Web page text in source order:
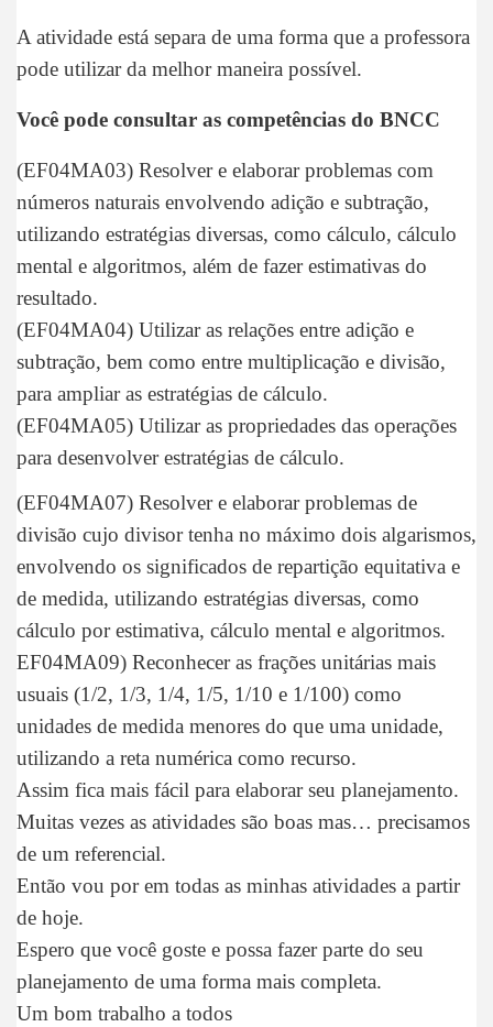
A atividade está separa de uma forma que a professora
pode utilizar da melhor maneira possível.
Você pode consultar as competências do BNCC
(EF04MA03) Resolver e elaborar problemas com
números naturais envolvendo adição e subtração,
utilizando estratégias diversas, como cálculo, cálculo
mental e algoritmos, além de fazer estimativas do
resultado.
(EF04MA04) Utilizar as relações entre adição e
subtração, bem como entre multiplicação e divisão,
para ampliar as estratégias de cálculo.
(EF04MA05) Utilizar as propriedades das operações
para desenvolver estratégias de cálculo.
(EF04MA07) Resolver e elaborar problemas de
divisão cujo divisor tenha no máximo dois algarismos,
envolvendo os significados de repartição equitativa e
de medida, utilizando estratégias diversas, como
cálculo por estimativa, cálculo mental e algoritmos.
EF04MA09) Reconhecer as frações unitárias mais
usuais (1/2, 1/3, 1/4, 1/5, 1/10 e 1/100) como
unidades de medida menores do que uma unidade,
utilizando a reta numérica como recurso.
Assim fica mais fácil para elaborar seu planejamento.
Muitas vezes as atividades são boas mas… precisamos
de um referencial.
Então vou por em todas as minhas atividades a partir
de hoje.
Espero que você goste e possa fazer parte do seu
planejamento de uma forma mais completa.
Um bom trabalho a todos